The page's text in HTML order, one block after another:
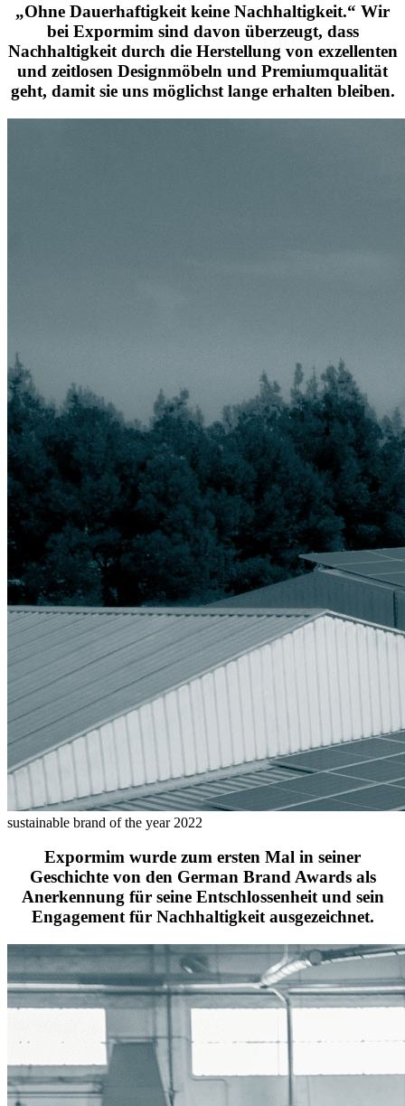
„Ohne Dauerhaftigkeit keine Nachhaltigkeit.“ Wir
bei Expormim sind davon überzeugt, dass
Nachhaltigkeit durch die Herstellung von exzellenten
und zeitlosen Designmöbeln und Premiumqualität
geht, damit sie uns möglichst lange erhalten bleiben.
sustainable brand of the year 2022
Expormim wurde zum ersten Mal in seiner
Geschichte von den German Brand Awards als
Anerkennung für seine Entschlossenheit und sein
Engagement für Nachhaltigkeit ausgezeichnet.